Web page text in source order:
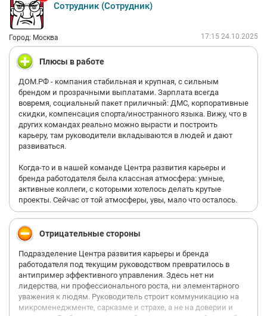
Сотрудник (Сотрудник)
Город: Москва 17:15 24.10.2025
Плюсы в работе
ДОМ.РФ - компания стабильная и крупная, с сильным
брендом и прозрачными выплатами. Зарплата всегда
вовремя, социальный пакет приличный: ДМС, корпоративные
скидки, компенсация спорта/иностранного языка. Вижу, что в
других командах реально можно вырасти и построить
карьеру, там руководители вкладываются в людей и дают
развиваться.
Когда-то и в нашей команде Центра развития карьеры и
бренда работодателя была классная атмосфера: умные,
активные коллеги, с которыми хотелось делать крутые
проекты. Сейчас от той атмосферы, увы, мало что осталось.
Отрицательные стороны
Подразделение Центра развития карьеры и бренда
работодателя под текущим руководством превратилось в
антипример эффективного управления. Здесь нет ни
лидерства, ни профессионального роста, ни элементарного
уважения к людям. Руководитель строит коммуникацию на
микроменеджменте, сарказме и страхе, а не на доверии и